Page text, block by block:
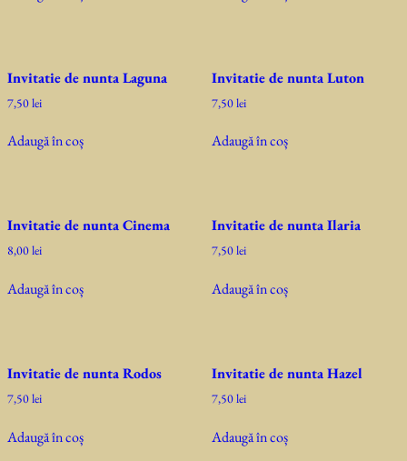
Invitatie de nunta Laguna
7,50lei
Adaugă în coș
Invitatie de nunta Luton
7,50lei
Adaugă în coș
Invitatie de nunta Cinema
8,00lei
Adaugă în coș
Invitatie de nunta Ilaria
7,50lei
Adaugă în coș
Invitatie de nunta Rodos
7,50lei
Adaugă în coș
Invitatie de nunta Hazel
7,50lei
Adaugă în coș